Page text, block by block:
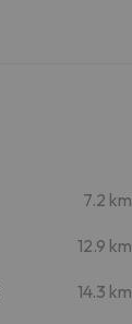
7.2 km
12.9 km
14.3 km